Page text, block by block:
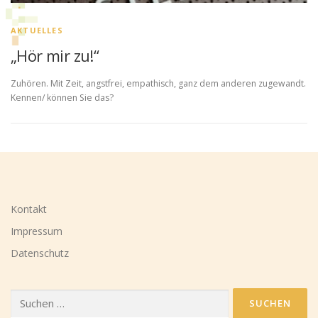
AKTUELLES
„Hör mir zu!“
Zuhören. Mit Zeit, angstfrei, empathisch, ganz dem anderen zugewandt.
Kennen/ können Sie das?
Kontakt
Impressum
Datenschutz
Suchen